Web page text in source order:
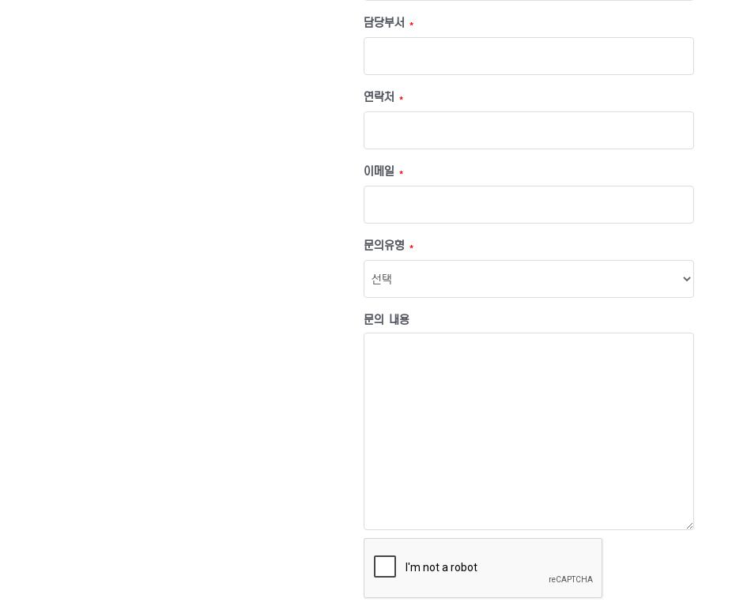
담당부서 *
연락처 *
이메일 *
문의유형 *
문의 내용